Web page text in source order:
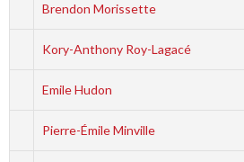
Brendon Morissette
Kory-Anthony Roy-Lagacé
Emile Hudon
Pierre-Émile Minville